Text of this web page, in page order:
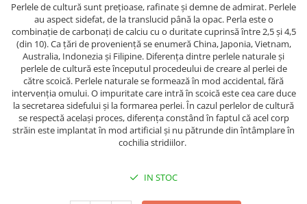
Perlele de cultură sunt prețioase, rafinate și demne de admirat. Perlele
au aspect sidefat, de la translucid până la opac. Perla este o
combinație de carbonați de calciu cu o duritate cuprinsă între 2,5 și 4,5
(din 10). Ca țări de proveniență se enumeră China, Japonia, Vietnam,
Australia, Indonezia și Filipine. Diferența dintre perlele naturale și
perlele de cultură este începutul procedeului de creare al perlei de
către scoică. Perlele naturale se formează în mod accidental, fără
intervenția omului. O impuritate care intră în scoică este cea care duce
la secretarea sidefului și la formarea perlei. În cazul perlelor de cultură
se respectă același proces, diferența constând în faptul că acel corp
străin este implantat în mod artificial și nu pătrunde din întâmplare în
cochilia stridiilor.
IN STOC